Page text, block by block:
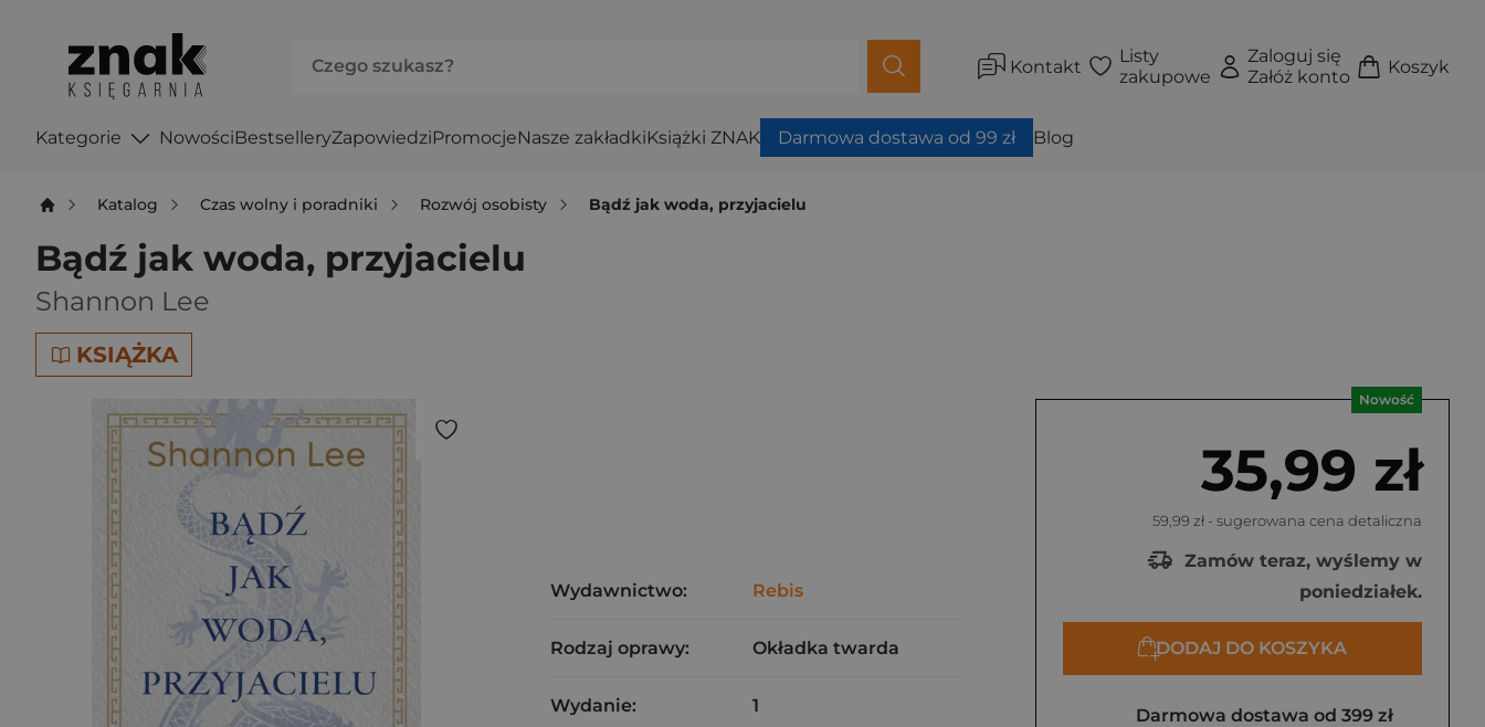
Kontakt
Listy
zakupowe
Zaloguj się
Załóż konto
Koszyk
Kategorie NowościBestselleryZapowiedziPromocjeNasze zakładkiKsiążki ZNAK Darmowa dostawa od 99 zł Blog
Katalog Czas wolny i poradniki Rozwój osobisty Bądź jak woda, przyjacielu
Bądź jak woda, przyjacielu
Shannon Lee
KSIĄŻKA
Nowość
35,99 zł
59,99 zł - sugerowana cena detaliczna
Zamów teraz, wyślemy w
poniedziałek.
DODAJ DO KOSZYKA
Darmowa dostawa od 399 zł
Wydawnictwo: Rebis
Rodzaj oprawy: Okładka twarda
Wydanie: 1